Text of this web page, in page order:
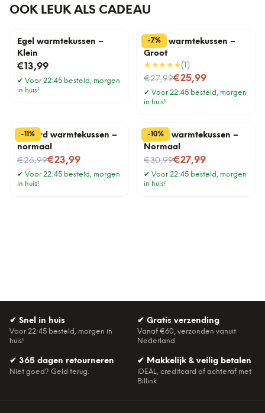
OOK LEUK ALS CADEAU
Egel warmtekussen –
Klein
€13,99
✔ Voor 22:45 besteld, morgen
in huis!
-7%
Lama warmtekussen –
Groot
★★★★★( 1 )
€27,99
Nu voor€25,99
✔ Voor 22:45 besteld, morgen
in huis!
-11%
Luiaard warmtekussen –
normaal
€26,99
Nu voor€23,99
✔ Voor 22:45 besteld, morgen
in huis!
-10%
Teckel warmtekussen –
Normaal
€30,99
Nu voor€27,99
✔ Voor 22:45 besteld, morgen
in huis!
✔ Snel in huis
Voor 22:45 besteld, morgen in
huis!
✔ Gratis verzending
Vanaf €60, verzonden vanuit
Nederland
✔ 365 dagen retourneren
Niet goed? Geld terug.
✔ Makkelijk & veilig betalen
iDEAL, creditcard of achteraf met
Billink